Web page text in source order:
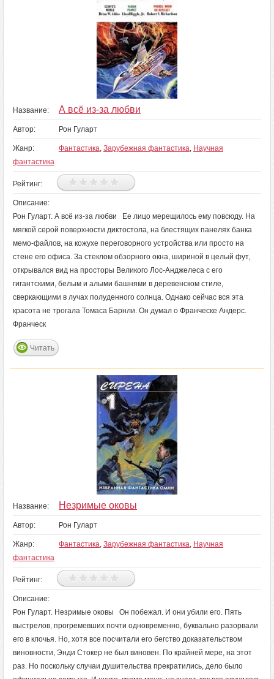
Название: А всё из-за любви
Автор: Рон Гуларт
Жанр: Фантастика, Зарубежная фантастика, Научная
фантастика
Рейтинг:
Описание:
Рон Гуларт. А всё из-за любви Ее лицо мерещилось ему повсюду. На
мягкой серой поверхности диктостола, на блестящих панелях банка
мемо-файлов, на кожухе переговорного устройства или просто на
стене его офиса. За стеклом обзорного окна, шириной в целый фут,
открывался вид на просторы Великого Лос-Анджелеса с его
гигантскими, белым и алыми башнями в деревенском стиле,
сверкающими в лучах полуденного солнца. Однако сейчас вся эта
красота не трогала Томаса Барнли. Он думал о Франческе Андерс.
Франческ
Читать
Название: Незримые оковы
Автор: Рон Гуларт
Жанр: Фантастика, Зарубежная фантастика, Научная
фантастика
Рейтинг:
Описание:
Рон Гуларт. Незримые оковы Он побежал. И они убили его. Пять
выстрелов, прогремевших почти одновременно, буквально разорвали
его в клочья. Но, хотя все посчитали его бегство доказательством
виновности, Энди Стокер не был виновен. По крайней мере, на этот
раз. Но поскольку случаи душительства прекратились, дело было